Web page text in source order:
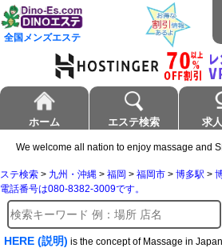
全国メンズエステ
ホーム エステ検索 求
We welcome all nation to enjoy massage and
ステ検索 > 九州・沖縄 > 福岡 > 福岡市 > 博多駅 >
電話番号は080-8382-3009です。
HERE (説明) is the concept of Massage in Japan